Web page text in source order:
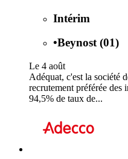
Intérim
•Beynost (01)
Le 4 août
Adéquat, c'est la société
recrutement préférée des
94,5% de taux de...